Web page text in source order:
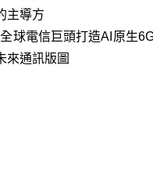
主導方
球電信巨頭打造AI原生
來通訊版圖